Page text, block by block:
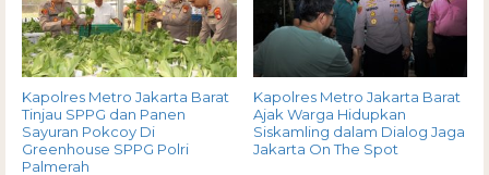
Kapolres Metro Jakarta Barat
Tinjau SPPG dan Panen
Sayuran Pokcoy Di
Greenhouse SPPG Polri
Palmerah
Kapolres Metro Jakarta Barat
Ajak Warga Hidupkan
Siskamling dalam Dialog Jaga
Jakarta On The Spot